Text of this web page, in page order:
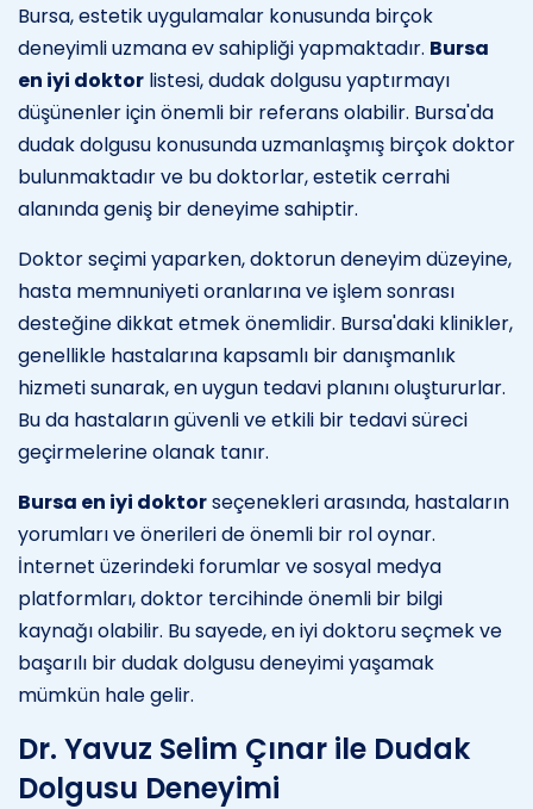
Bursa, estetik uygulamalar konusunda birçok
deneyimli uzmana ev sahipliği yapmaktadır. Bursa
en iyi doktor listesi, dudak dolgusu yaptırmayı
düşünenler için önemli bir referans olabilir. Bursa'da
dudak dolgusu konusunda uzmanlaşmış birçok doktor
bulunmaktadır ve bu doktorlar, estetik cerrahi
alanında geniş bir deneyime sahiptir.
Doktor seçimi yaparken, doktorun deneyim düzeyine,
hasta memnuniyeti oranlarına ve işlem sonrası
desteğine dikkat etmek önemlidir. Bursa'daki klinikler,
genellikle hastalarına kapsamlı bir danışmanlık
hizmeti sunarak, en uygun tedavi planını oluştururlar.
Bu da hastaların güvenli ve etkili bir tedavi süreci
geçirmelerine olanak tanır.
Bursa en iyi doktorseçenekleri arasında, hastaların
yorumları ve önerileri de önemli bir rol oynar.
İnternet üzerindeki forumlar ve sosyal medya
platformları, doktor tercihinde önemli bir bilgi
kaynağı olabilir. Bu sayede, en iyi doktoru seçmek ve
başarılı bir dudak dolgusu deneyimi yaşamak
mümkün hale gelir.
Dr. Yavuz Selim Çınar ile Dudak
Dolgusu Deneyimi